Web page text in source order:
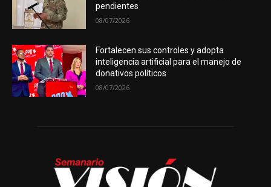
pendientes
08/07/2026
Fortalecen sus controles y adopta
inteligencia artificial para el manejo de
donativos políticos
08/07/2026